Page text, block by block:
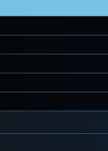
Cookie Policy
Archivio News
Flash News
Galleria fotografica